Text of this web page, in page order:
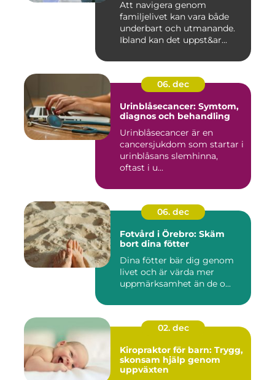
Att navigera genom
familjelivet kan vara både
underbart och utmanande.
Ibland kan det uppst&ar...
06. dec
Urinblåsecancer: Symtom,
diagnos och behandling
Urinblåsecancer är en
cancersjukdom som startar i
urinblåsans slemhinna,
oftast i u...
06. dec
Fotvård i Örebro: Skäm
bort dina fötter
Dina fötter bär dig genom
livet och är värda mer
uppmärksamhet än de o...
02. dec
Kiropraktor för barn: Trygg,
skonsam hjälp genom
uppväxten